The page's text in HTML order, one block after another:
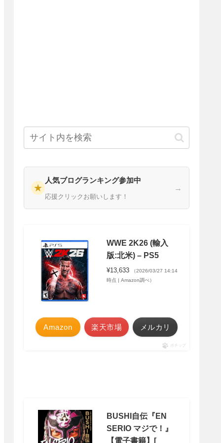
★
人気ブログランキング参加中
応援クリックお願いします！
→
WWE 2K26 (輸入
版:北米) – PS5
¥13,633
（2026/03/27 14:14
時点 | Amazon調べ）
Amazon 楽天市場 メルカリ
ポチップ
BUSHI自伝『EN
SERIO マジで！』
【電子書籍】[